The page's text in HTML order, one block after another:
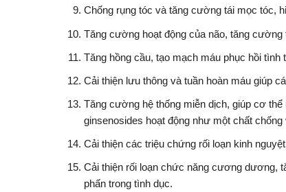
Chống rụng tóc và tăng cường tái mọc tóc,
Tăng cường hoạt động của não, tăng
Tăng hồng cầu, tạo mạch máu phục hồi tình
Cải thiện lưu thông và tuần hoàn máu giúp
Tăng cường hệ thống miễn dịch, giúp cơ
ginsenosides hoạt động như một chất
Cải thiện các triệu chứng rối loạn kinh
Cải thiện rối loạn chức năng cương dương,
phấn trong tình dục.